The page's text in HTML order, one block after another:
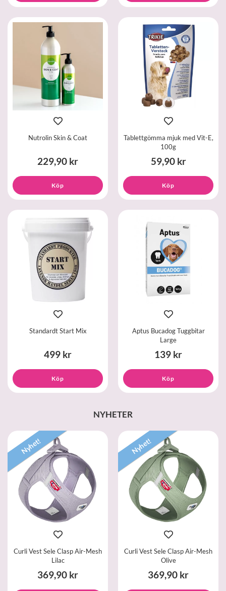
Nutrolin Skin & Coat
229,90 kr
Köp
Tablettgömma mjuk med Vit-E,
100g
59,90 kr
Köp
Standardt Start Mix
499 kr
Köp
Aptus Bucadog Tuggbitar
Large
139 kr
Köp
NYHETER
Nyhet!
Curli Vest Sele Clasp Air-Mesh
Lilac
369,90 kr
Nyhet!
Curli Vest Sele Clasp Air-Mesh
Olive
369,90 kr